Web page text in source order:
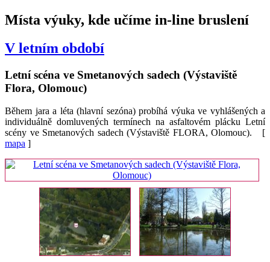
Místa výuky, kde učíme in-line bruslení
V letním období
Letní scéna ve Smetanových sadech (Výstaviště
Flora, Olomouc)
Během jara a léta (hlavní sezóna) probíhá výuka ve vyhlášených a
individuálně domluvených termínech na asfaltovém plácku Letní
scény ve Smetanových sadech (Výstaviště FLORA, Olomouc). [
mapa ]